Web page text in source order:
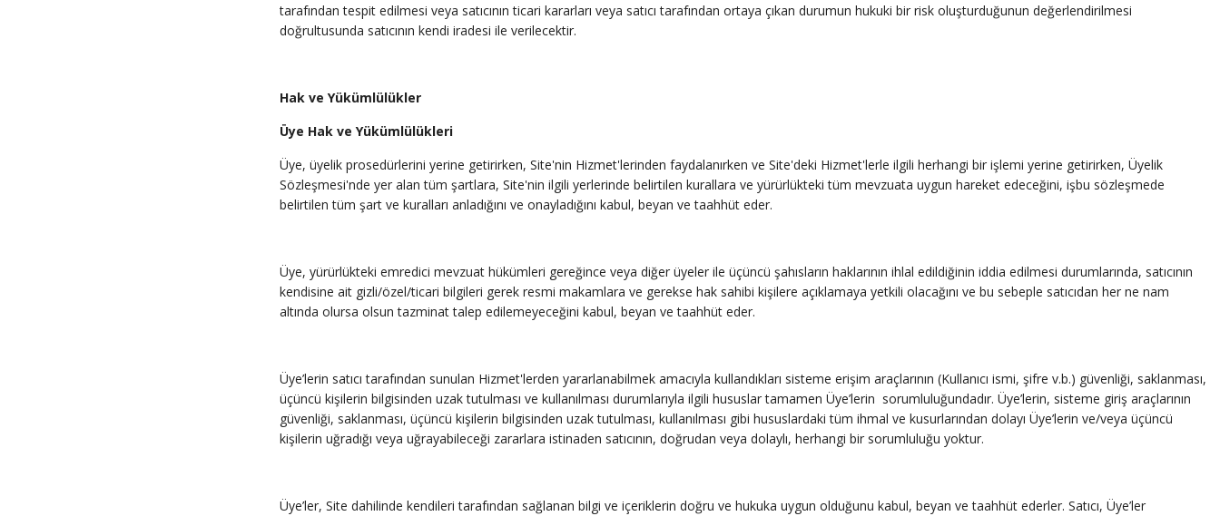
tarafından tespit edilmesi veya satıcının ticari kararları veya satıcı tarafından ortaya çıkan durumun hukuki bir risk oluşturduğunun değerlendirilmesi
doğrultusunda satıcının kendi iradesi ile verilecektir.
Hak ve Yükümlülükler
Üye Hak ve Yükümlülükleri
Üye, üyelik prosedürlerini yerine getirirken, Site'nin Hizmet'lerinden faydalanırken ve Site'deki Hizmet'lerle ilgili herhangi bir işlemi yerine getirirken, Üyelik
Sözleşmesi'nde yer alan tüm şartlara, Site'nin ilgili yerlerinde belirtilen kurallara ve yürürlükteki tüm mevzuata uygun hareket edeceğini, işbu sözleşmede
belirtilen tüm şart ve kuralları anladığını ve onayladığını kabul, beyan ve taahhüt eder.
Üye, yürürlükteki emredici mevzuat hükümleri gereğince veya diğer üyeler ile üçüncü şahısların haklarının ihlal edildiğinin iddia edilmesi durumlarında, satıcının
kendisine ait gizli/özel/ticari bilgileri gerek resmi makamlara ve gerekse hak sahibi kişilere açıklamaya yetkili olacağını ve bu sebeple satıcıdan her ne nam
altında olursa olsun tazminat talep edilemeyeceğini kabul, beyan ve taahhüt eder.
Üye’lerin satıcı tarafından sunulan Hizmet'lerden yararlanabilmek amacıyla kullandıkları sisteme erişim araçlarının (Kullanıcı ismi, şifre v.b.) güvenliği, saklanması,
üçüncü kişilerin bilgisinden uzak tutulması ve kullanılması durumlarıyla ilgili hususlar tamamen Üye’lerin sorumluluğundadır. Üye’lerin, sisteme giriş araçlarının
güvenliği, saklanması, üçüncü kişilerin bilgisinden uzak tutulması, kullanılması gibi hususlardaki tüm ihmal ve kusurlarından dolayı Üye’lerin ve/veya üçüncü
kişilerin uğradığı veya uğrayabileceği zararlara istinaden satıcının, doğrudan veya dolaylı, herhangi bir sorumluluğu yoktur.
Üye’ler, Site dahilinde kendileri tarafından sağlanan bilgi ve içeriklerin doğru ve hukuka uygun olduğunu kabul, beyan ve taahhüt ederler. Satıcı, Üye’ler